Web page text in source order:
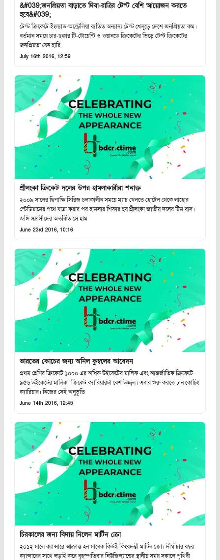
&#039;জনপ্রিয়তা বাড়াতে দিবা-রাত্রির টেস্ট বেশি আয়োজন করতে
হবে&#039;
টেস্ট ক্রিকেটে ইংল্যান্ড-অস্ট্রেলিয়া ব্যতিত অন্যান্য টেস্ট খেলুড়ে দেশে জনপ্রিয়তা কম।
বর্তমান সময়ে চার-ছক্কার টি-টোয়েন্টি ও ওয়ানডে ক্রিকেটের ভিড়ে টেস্ট ক্রিকেটের
জনপ্রিয়তা যেন হারি
July 16th 2016, 12:59
শ্রীলংকা ক্রিকেট দলের উপর হামলাকারীরা শনাক্ত
২০০৯ সালের দ্বিপাক্ষি সিরিজ চলাকালীন সময়ে ম্যাচ খেলতে হোটেল থেকে লাহোর
স্টেডিয়ামের পথে যাত্রা করার পর হামলার শিকার হয় শ্রীলংকা জাতীয় দলের টিম বাস।
জঙ্গি-সন্ত্রাসীদের অতর্কিত সে হাম
June 23rd 2016, 10:16
ভারতের কোচের জন্য অনিল কুম্বলের আবেদন
প্রথম শ্রেণির ক্রিকেটে ১০০০ এর অধিক উইকেটের মালিক এবং আন্তর্জাতিক ক্রিকেটে
৯৫৬ উইকেটের মালিক। ক্রিকেট ক্যারিয়ারটা বেশ উজ্জ্বল। এবার শুরু করতে চান কোচিং
ক্যারিয়ার। নিজের সেই অনুভূতি
June 14th 2016, 12:45
চিরকালের জন্য বিদায় নিলেন মার্টিন ক্রো
২০১২ সালে ক্যান্সারে আক্রান্ত হন সাবেক কিউই কিংবদন্তী মার্টিন ক্রো। দীর্ঘ চার বছর
ক্যান্সারের সাথে লড়াই করে বৃহস্পতিবার নিউজিল্যান্ডের স্থানীয় সময় সকালে পৃথিবী